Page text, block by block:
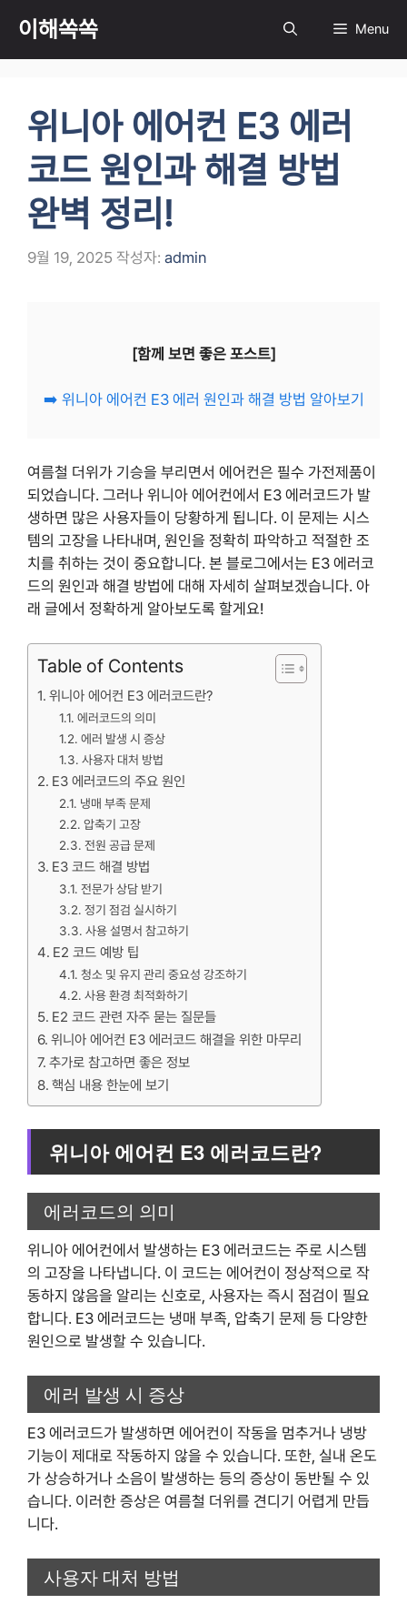
츠
이해쏙쏙 Menu
위니아 에어컨 E3 에러
코드 원인과 해결 방법
완벽 정리!
9월 19, 2025 작성자: admin
[함께 보면 좋은 포스트]
➡️ 위니아 에어컨 E3 에러 원인과 해결 방법 알아보기
여름철 더위가 기승을 부리면서 에어컨은 필수 가전제품이
되었습니다. 그러나 위니아 에어컨에서 E3 에러코드가 발
생하면 많은 사용자들이 당황하게 됩니다. 이 문제는 시스
템의 고장을 나타내며, 원인을 정확히 파악하고 적절한 조
치를 취하는 것이 중요합니다. 본 블로그에서는 E3 에러코
드의 원인과 해결 방법에 대해 자세히 살펴보겠습니다. 아
래 글에서 정확하게 알아보도록 할게요!
Table of Contents
위니아 에어컨 E3 에러코드란?
에러코드의 의미
에러 발생 시 증상
사용자 대처 방법
E3 에러코드의 주요 원인
냉매 부족 문제
압축기 고장
전원 공급 문제
E3 코드 해결 방법
전문가 상담 받기
정기 점검 실시하기
사용 설명서 참고하기
E2 코드 예방 팁
청소 및 유지 관리 중요성 강조하기
사용 환경 최적화하기
E2 코드 관련 자주 묻는 질문들
위니아 에어컨 E3 에러코드 해결을 위한 마무리
추가로 참고하면 좋은 정보
핵심 내용 한눈에 보기
위니아 에어컨 E3 에러코드란?
에러코드의 의미
위니아 에어컨에서 발생하는 E3 에러코드는 주로 시스템
의 고장을 나타냅니다. 이 코드는 에어컨이 정상적으로 작
동하지 않음을 알리는 신호로, 사용자는 즉시 점검이 필요
합니다. E3 에러코드는 냉매 부족, 압축기 문제 등 다양한
원인으로 발생할 수 있습니다.
에러 발생 시 증상
E3 에러코드가 발생하면 에어컨이 작동을 멈추거나 냉방
기능이 제대로 작동하지 않을 수 있습니다. 또한, 실내 온도
가 상승하거나 소음이 발생하는 등의 증상이 동반될 수 있
습니다. 이러한 증상은 여름철 더위를 견디기 어렵게 만듭
니다.
사용자 대처 방법